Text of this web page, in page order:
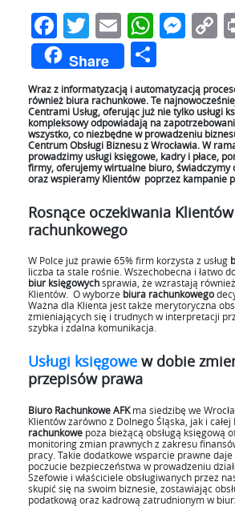
Facebook
Twitter
Email
Share
się
Wraz z informatyzacją i automatyzacją
również biura rachunkowe. Te
Centrami Usług, oferując już nie tylko usługi
kompleksowy odpowiadają na
wszystko, co niezbędne w prowadzeniu
Centrum Obsługi Biznesu z Wrocławia. W
prowadzimy usługi księgowe, kadry i płace,
firmy, oferujemy wirtualne biuro, świadczymy
oraz wspieramy Klientów poprzez kampanie
Rosnące oczekiwania
rachunkowego
W Polce już prawie 65% firm korzysta z usług
liczba ta stale rośnie. Wszechobecna i łatwo
biur księgowychsprawia, że wzrastają
Klientów. O wyborze biura rachunkowego
Ważna dla Klienta jest także merytoryczna
zmieniających się i trudnych w interpretacji
szybka i zdalna komunikacja.
Usługi księgowe w dobie
przepisów prawa
Biuro Rachunkowe AFKma siedzibę we
Klientów zarówno z Dolnego Śląska, jak i całej
rachunkowe poza bieżącą obsługą księgową
monitoring zmian prawnych z zakresu
pracy. Takie dodatkowe wsparcie prawne
poczucie bezpieczeństwa w prowadzeniu
Szefowie i właściciele obsługiwanych przez
skupić się na swoim biznesie, zostawiając
podatkową oraz kadrową zatrudnionym w